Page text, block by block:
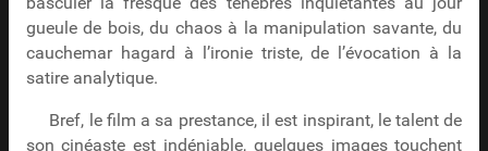
gueule de bois, du chaos à la manipulation savante, du
cauchemar hagard à l’ironie triste, de l’évocation à la
satire analytique.
Bref, le film a sa prestance, il est inspirant, le talent de
son cinéaste est indéniable, quelques images touchent